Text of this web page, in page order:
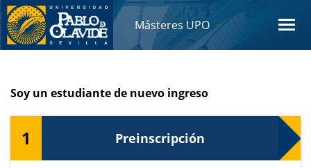
Másteres UPO
Soy un estudiante de nuevo ingreso
1 Preinscripción